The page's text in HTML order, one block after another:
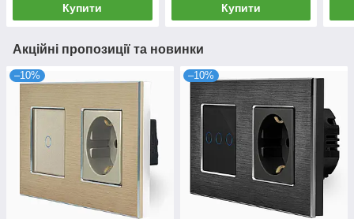
Купити Купити
Акційні пропозиції та новинки
–10% –10%